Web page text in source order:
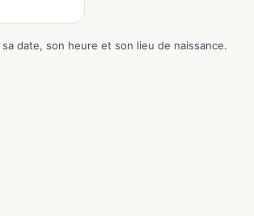
date, son heure et son lieu de naissance.